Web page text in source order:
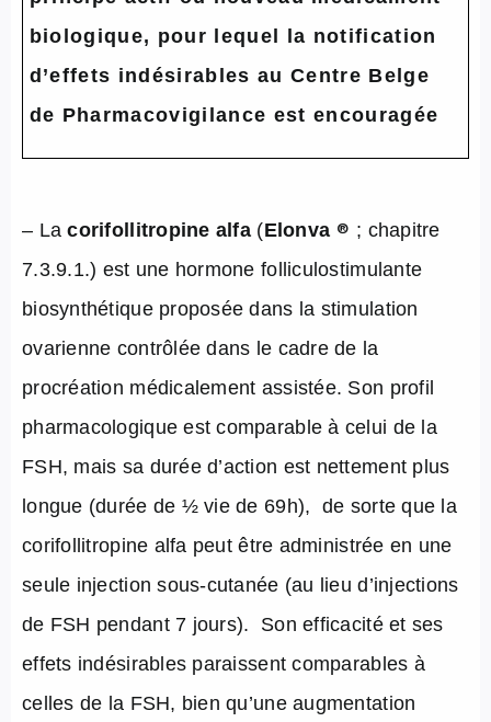
biologique, pour lequel la notification
d’effets indésirables au Centre Belge
de Pharmacovigilance est encouragée
– Lacorifollitropine alfa (Elonva ® ; chapitre
7.3.9.1.) est une hormone folliculostimulante
biosynthétique proposée dans la stimulation
ovarienne contrôlée dans le cadre de la
procréation médicalement assistée. Son profil
pharmacologique est comparable à celui de la
FSH, mais sa durée d’action est nettement plus
longue (durée de ½ vie de 69h), de sorte que la
corifollitropine alfa peut être administrée en une
seule injection sous-cutanée (au lieu d’injections
de FSH pendant 7 jours).
Son efficacité et ses
effets indésirables paraissent comparables à
celles de la FSH, bien qu’une augmentation